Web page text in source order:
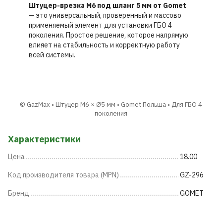
Штуцер-врезка M6 под шланг 5 мм от Gomet
— это универсальный, проверенный и массово
применяемый элемент для установки ГБО 4
поколения. Простое решение, которое напрямую
влияет на стабильность и корректную работу
всей системы.
© GazMax • Штуцер M6 × Ø5 мм • Gomet Польша • Для ГБО 4
поколения
Характеристики
Цена 18.00
Код производителя товара (MPN) GZ-296
Бренд GOMET